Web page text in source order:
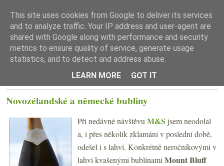
☰ Menu
Novozélandské a německé bubliny
Při nedávné návštěvu M&S jsem neodolal
a, i přes několik zklamání v poslední době,
odešel i s lahví. Konkrétně neročníkovými v
lahvi kvašenými bublinami Mount Bluff
This site uses cookies from Google to deliver its services
and to analyze traffic. Your IP address and user-agent are
shared with Google along with performance and security
metrics to ensure quality of service, generate usage
statistics, and to detect and address abuse.
LEARN MORE
GOT IT